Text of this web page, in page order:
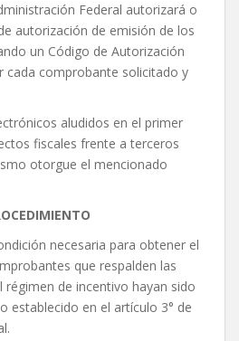
Federal autorizará o
autorización de emisión de los
un Código de Autorización
cada comprobante solicitado y
aludidos en el primer
fiscales frente a terceros
otorgue el mencionado
necesaria para obtener el
que respalden las
régimen de incentivo hayan sido
establecido en el artículo 3° de